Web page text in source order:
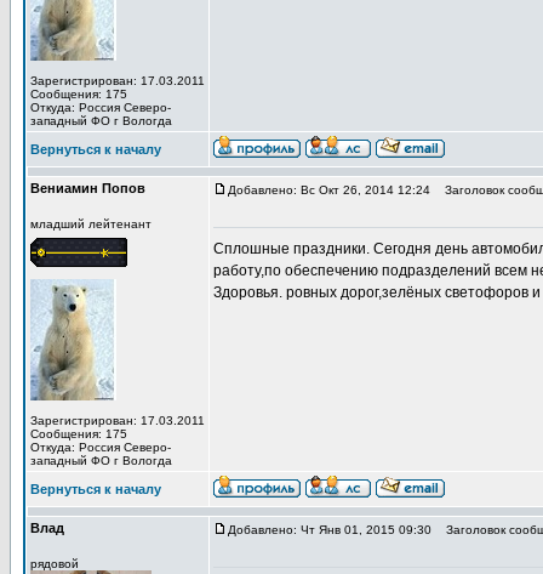
Зарегистрирован: 17.03.2011
Сообщения: 175
Откуда: Россия Северо-
западный ФО г Вологда
Вернуться к началу
Вениамин Попов
младший лейтенант
Зарегистрирован: 17.03.2011
Сообщения: 175
Откуда: Россия Северо-
западный ФО г Вологда
Добавлено: Вс Окт 26, 2014 12:24 Заголовок
Сплошные праздники. Сегодня день
работу,по обеспечению подразделений всем
Здоровья. ровных дорог,зелёных светофоров
Вернуться к началу
Влад
рядовой
Добавлено: Чт Янв 01, 2015 09:30 Заголовок